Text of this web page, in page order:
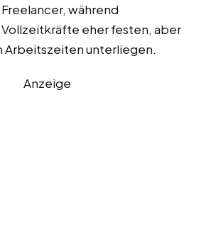
während
eher festen, aber
Arbeitszeiten unterliegen.
Anzeige